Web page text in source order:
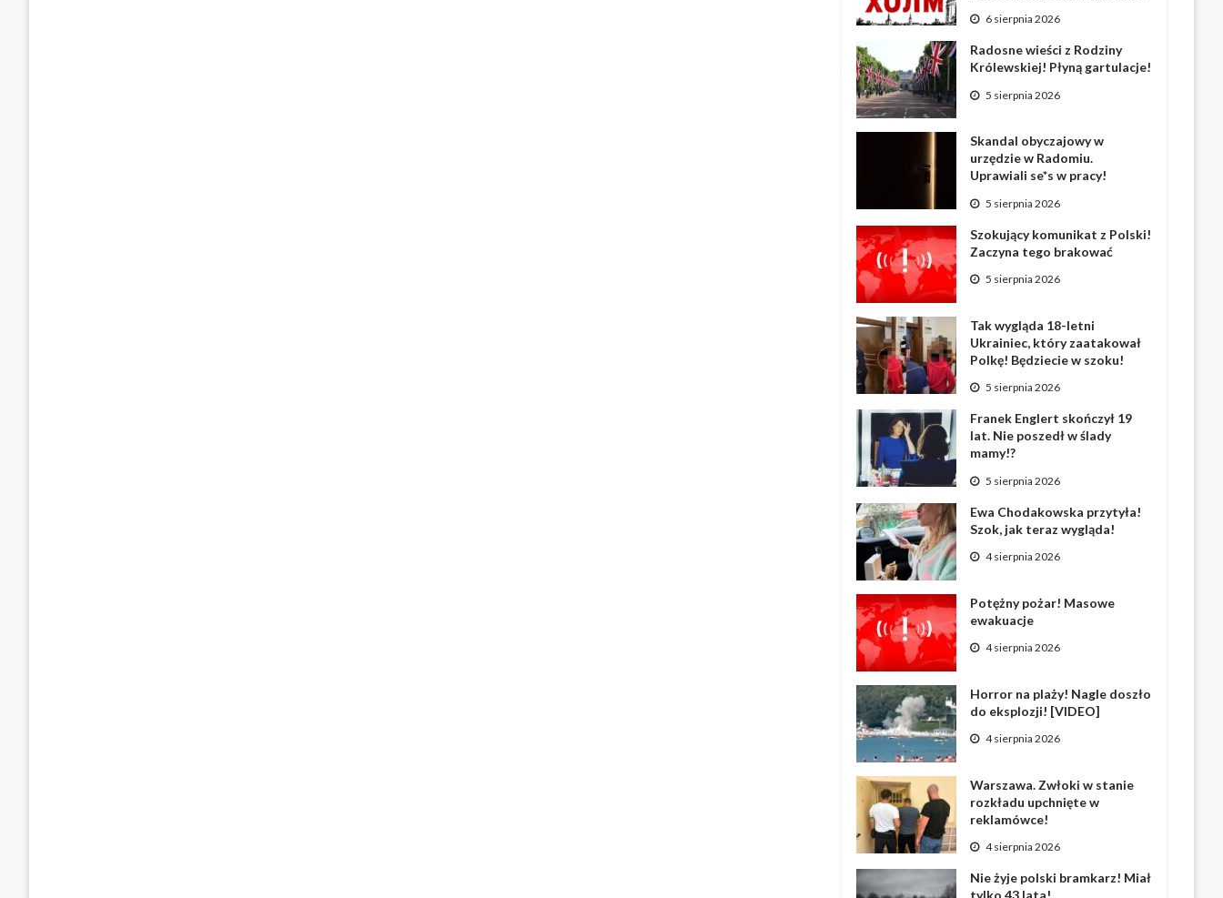
6 sierpnia 2026
Radosne wieści z Rodziny
Królewskiej! Płyną gartulacje!
5 sierpnia 2026
Skandal obyczajowy w
urzędzie w Radomiu.
Uprawiali se*s w pracy!
5 sierpnia 2026
Szokujący komunikat z Polski!
Zaczyna tego brakować
5 sierpnia 2026
Tak wygląda 18-letni
Ukrainiec, który zaatakował
Polkę! Będziecie w szoku!
5 sierpnia 2026
Franek Englert skończył 19
lat. Nie poszedł w ślady
mamy!?
5 sierpnia 2026
Ewa Chodakowska przytyła!
Szok, jak teraz wygląda!
4 sierpnia 2026
Potężny pożar! Masowe
ewakuacje
4 sierpnia 2026
Horror na plaży! Nagle doszło
do eksplozji! [VIDEO]
4 sierpnia 2026
Warszawa. Zwłoki w stanie
rozkładu upchnięte w
reklamówce!
4 sierpnia 2026
Nie żyje polski bramkarz! Miał